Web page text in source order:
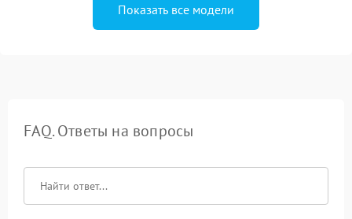
Показать все модели
FAQ. Ответы на вопросы